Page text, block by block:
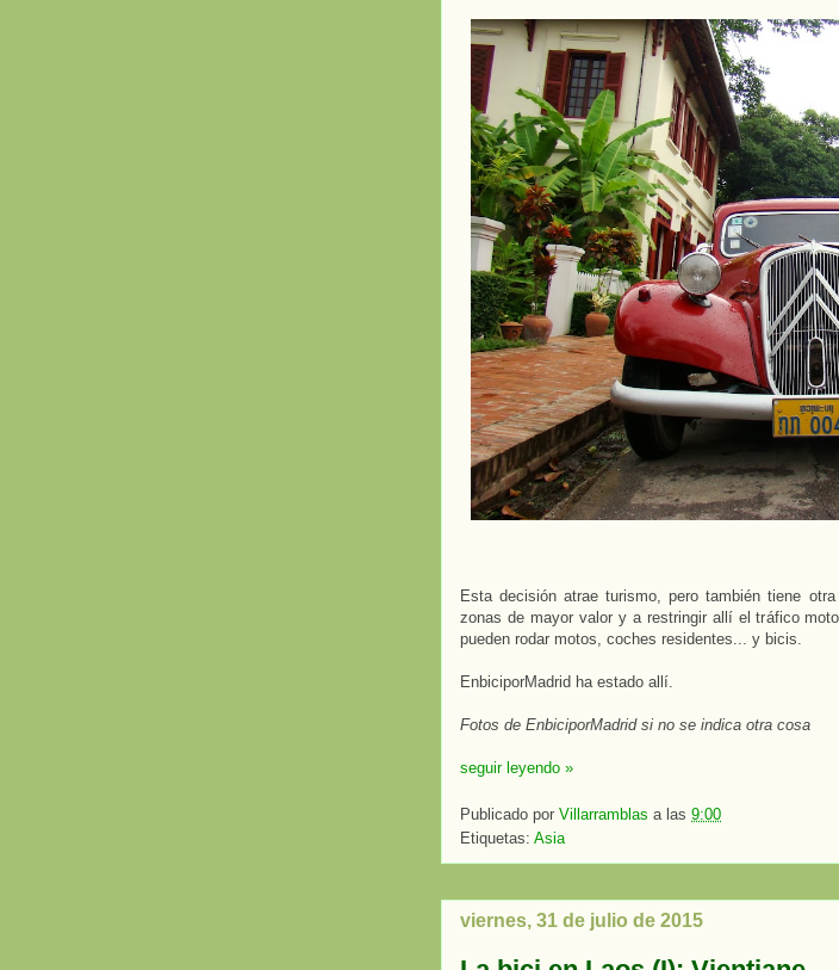
Esta decisión atrae turismo, pero también tiene
zonas de mayor valor y a restringir allí el tráfico
pueden rodar motos, coches residentes... y bicis.
EnbiciporMadrid ha estado allí.
Fotos de EnbiciporMadrid si no se indica otra cosa
seguir leyendo »
Publicado por Villarramblas a las 9:00
Etiquetas: Asia
viernes, 31 de julio de 2015